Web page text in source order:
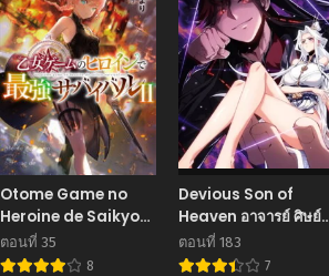
Otome Game no
Heroine de Saikyou
Survival @COMIC
ตอนที่ 35
8
Devious Son of
Heaven อาจารย์ ศิษย์
บ้าขอกบฎนะขอรับ
ตอนที่ 183
7